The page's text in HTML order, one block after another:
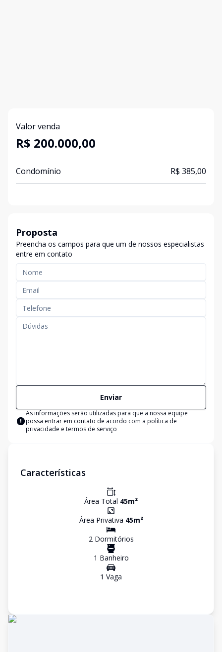
Valor venda
R$ 200.000,00
Condomínio R$ 385,00
Proposta
Preencha os campos para que um de nossos especialistas
entre em contato
Enviar
As informações serão utilizadas para que a nossa equipe
possa entrar em contato de acordo com a política de
privacidade e termos de serviço
Características
Área Total 45m²
Área Privativa 45m²
2Dormitórios
1 Banheiro
1 Vaga